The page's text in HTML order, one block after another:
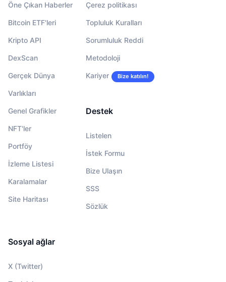
Öne Çıkan Haberler
Bitcoin ETF'leri
Kripto API
DexScan
Gerçek Dünya
Varlıkları
Genel Grafikler
NFT'ler
Portföy
İzleme Listesi
Karalamalar
Site Haritası
Çerez politikası
Topluluk Kuralları
Sorumluluk Reddi
Metodoloji
Kariyer Bize katılın!
Destek
Listelen
İstek Formu
Bize Ulaşın
SSS
Sözlük
Sosyal ağlar
X (Twitter)